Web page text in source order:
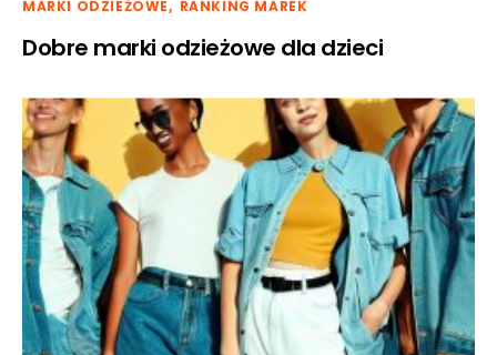
MARKI ODZIEŻOWE RANKING MAREK
Dobre marki odzieżowe dla dzieci